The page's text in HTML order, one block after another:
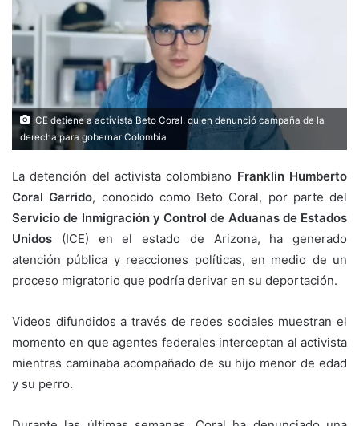
ICE detiene a activista Beto Coral, quien denunció campaña de la
derecha para gobernar Colombia
La detención del activista colombiano Franklin Humberto
Coral Garrido, conocido como Beto Coral, por parte del
Servicio de Inmigración y Control de Aduanas de Estados
Unidos (ICE) en el estado de Arizona, ha generado
atención pública y reacciones políticas, en medio de un
proceso migratorio que podría derivar en su deportación.
Videos difundidos a través de redes sociales muestran el
momento en que agentes federales interceptan al activista
mientras caminaba acompañado de su hijo menor de edad
y su perro.